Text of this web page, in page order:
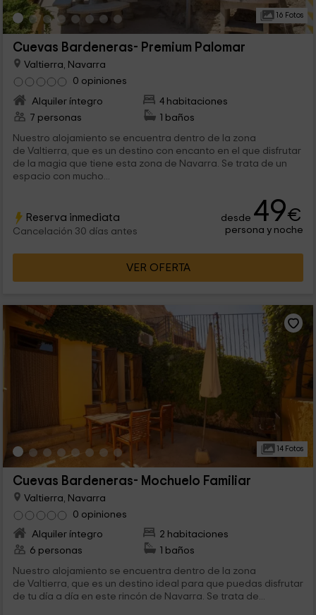
16 Fotos
Cuevas Bardeneras- Premium Palomar
Valtierra, Navarra
0 opiniones
Alquiler íntegro
4 habitaciones
7 personas
1 baños
Nuestro alojamiento se encuentra dentro de la zona
de Valtierra, que es un destino con encanto en el que disfrutar
de la magia que tiene esta zona de Navarra. Se trata de un
espacio con mucho...
Reserva inmediata
Cancelación 30 días antes
desde 49€
persona y noche
VER OFERTA
14 Fotos
Cuevas Bardeneras- Mochuelo Familiar
Valtierra, Navarra
0 opiniones
Alquiler íntegro
2 habitaciones
6 personas
1 baños
Nuestro alojamiento se encuentra dentro de la zona
de Valtierra, que es un destino ideal para que puedas disfrutar
de tu día a día en este rincón de Navarra. Se trata de...